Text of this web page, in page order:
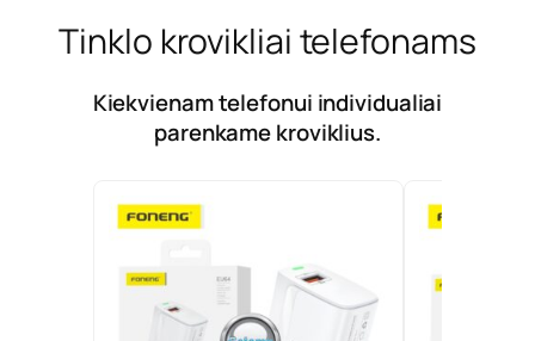
Tinklo krovikliai telefonams
Kiekvienam telefonui individualiai
parenkame kroviklius.